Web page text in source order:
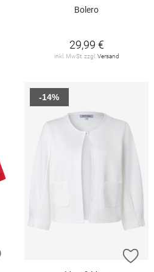
Bolero
29,99 €
inkl. MwSt. zzgl. Versand
ZUR WUNSCHLISTE HINZUFÜGEN
-14%